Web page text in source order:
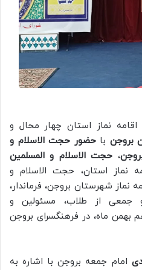
نماز استان چهار محال و
بروجن باحضور حجت الاسلام و
، حجت الاسلام و المسلمین
نماز استان، حجت الاسلام و
نماز شهرستان بروجن، فرماندار،
و جمعی از طلاب، مسئولین و
بهمن ماه، در فرهنگسرای بروجن
امام جمعه بروجن با اشاره به